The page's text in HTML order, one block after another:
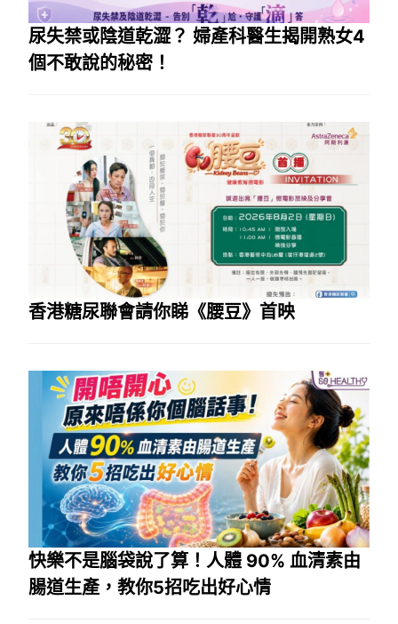
尿失禁或陰道乾澀？ 婦產科醫生揭開熟女4
個不敢說的秘密！
香港糖尿聯會請你睇《腰豆》首映
快樂不是腦袋說了算！人體 90% 血清素由
腸道生產，教你5招吃出好心情